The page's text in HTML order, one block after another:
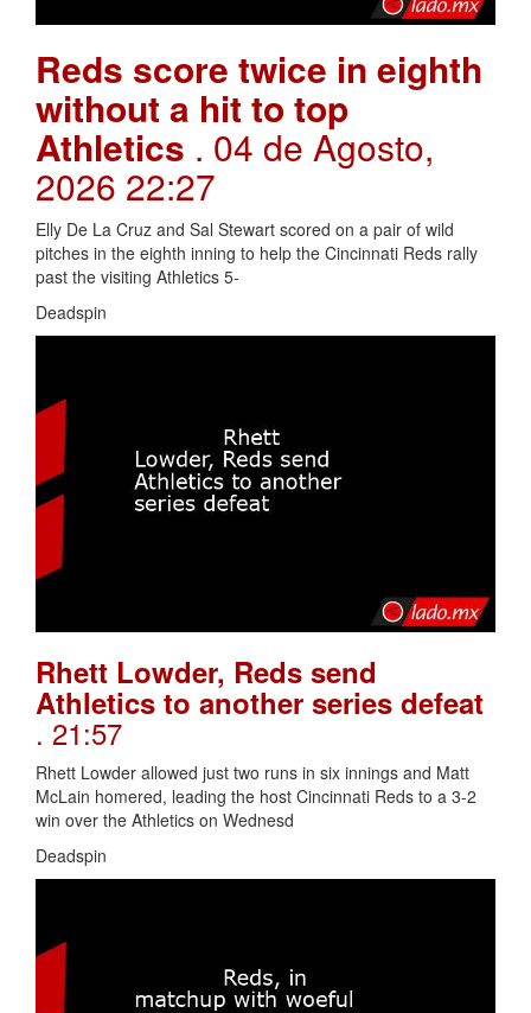
Reds score twice in eighth
without a hit to top
Athletics . 04 de Agosto,
2026 22:27
Elly De La Cruz and Sal Stewart scored on a pair of wild
pitches in the eighth inning to help the Cincinnati Reds rally
past the visiting Athletics 5-
Deadspin
Rhett Lowder, Reds send
Athletics to another series defeat
. 21:57
Rhett Lowder allowed just two runs in six innings and Matt
McLain homered, leading the host Cincinnati Reds to a 3-2
win over the Athletics on Wednesd
Deadspin